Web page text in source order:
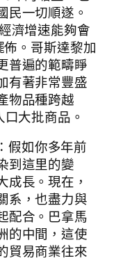
民一切順遂。
濟增速能夠會
。哥斯達黎加
普遍的範疇睜
有著非常豐盛
物品種跨越
大批商品。
假如你多年前
到這里的變
成長。現在，
系，也盡力與
配合。巴拿馬
的中間，這使
貿易商業往來